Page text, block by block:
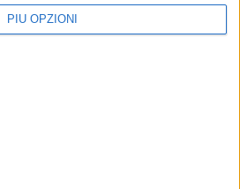
PIÙ OPZIONI